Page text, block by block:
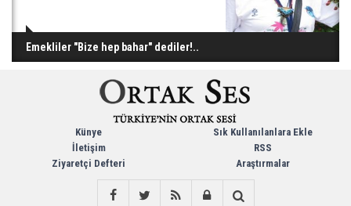
Emekliler "Bize hep bahar" dediler!..
Künye
İletişim
Ziyaretçi Defteri
Sık Kullanılanlara Ekle
RSS
Araştırmalar